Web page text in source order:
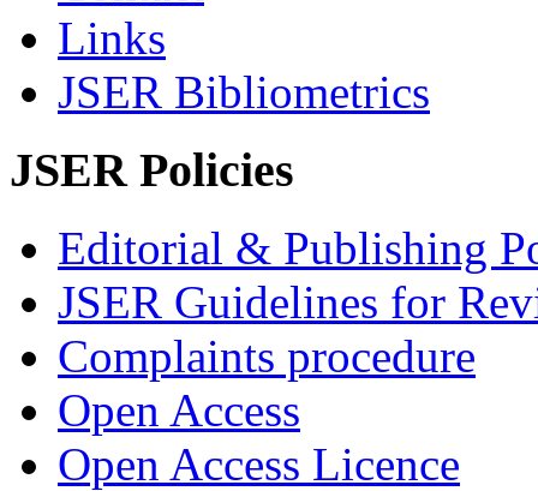
Links
JSER Bibliometrics
JSER Policies
Editorial & Publishing
JSER Guidelines for
Complaints procedure
Open Access
Open Access Licence